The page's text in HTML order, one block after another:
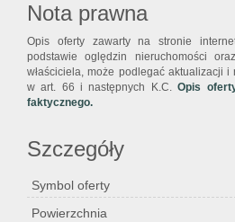
Nota prawna
Opis oferty zawarty na stronie
podstawie oględzin nieruchomości
właściciela, może podlegać aktualizacji
w art. 66 i następnych K.C.Opis
faktycznego.
Szczegóły
Symbol oferty
Powierzchnia